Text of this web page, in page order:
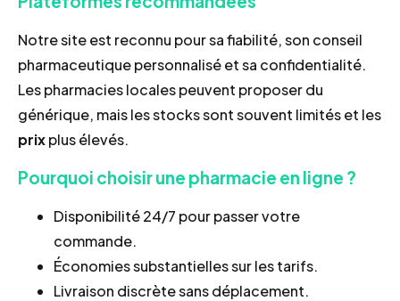
Notre site est reconnu pour sa fiabilité, son conseil
pharmaceutique personnalisé et sa confidentialité.
Les pharmacies locales peuvent proposer du
générique, mais les stocks sont souvent limités et les
prixplus élevés.
Pourquoi choisir une pharmacie en ligne ?
Disponibilité 24/7 pour passer votre
commande.
Économies substantielles sur les tarifs.
Livraison discrète sans déplacement.